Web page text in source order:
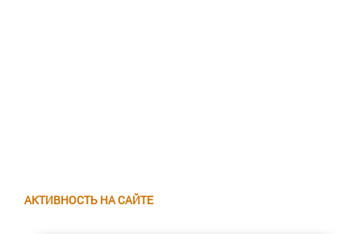
АКТИВНОСТЬ НА САЙТЕ